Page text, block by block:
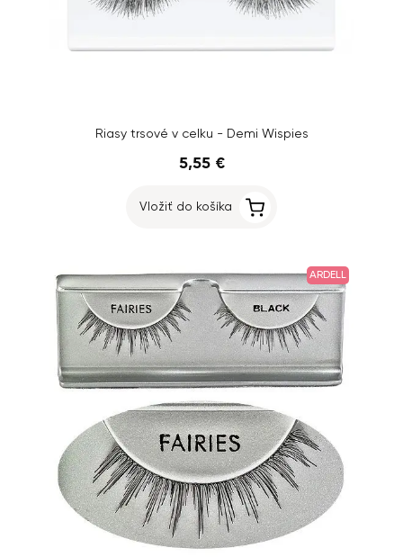
Riasy trsové v celku - Demi Wispies
5,55 €
Vložiť do košíka
ARDELL